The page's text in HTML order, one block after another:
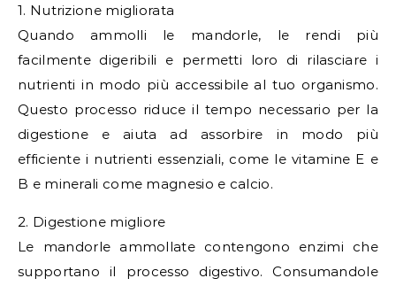
1. Nutrizione migliorata
Quando ammolli le mandorle, le rendi più
facilmente digeribili e permetti loro di rilasciare i
nutrienti in modo più accessibile al tuo organismo.
Questo processo riduce il tempo necessario per la
digestione e aiuta ad assorbire in modo più
efficiente i nutrienti essenziali, come le vitamine E e
B e minerali come magnesio e calcio.
2. Digestione migliore
Le mandorle ammollate contengono enzimi che
supportano il processo digestivo. Consumandole